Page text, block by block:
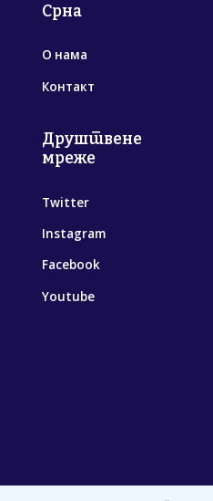
Срна
О нама
Контакт
Друштвене
мреже
Twitter
Instagram
Facebook
Youtube